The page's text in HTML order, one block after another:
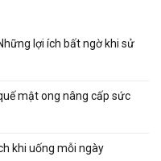
lợi ích bất ngờ khi sử
mật ong nâng cấp sức
khi uống mỗi ngày